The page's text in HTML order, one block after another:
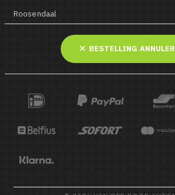
Roosendaal
BESTELLING